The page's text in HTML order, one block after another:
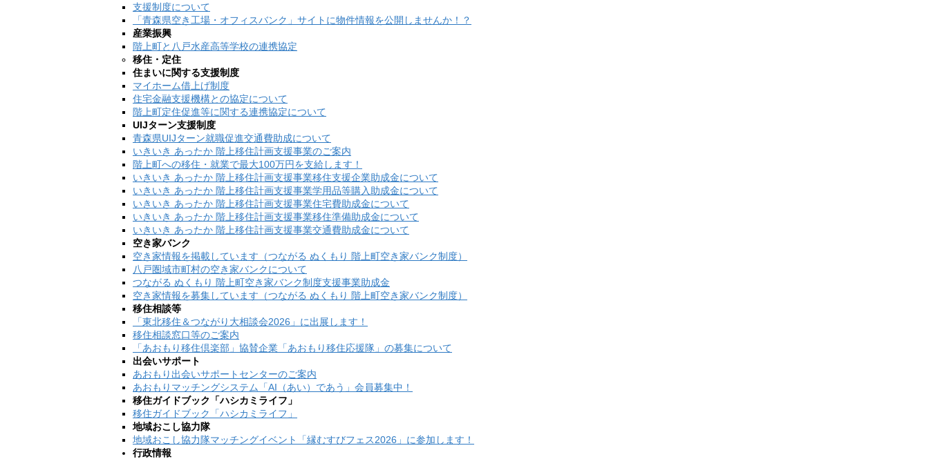
支援制度について
「青森県空き工場・オフィスバンク」サイトに物件情報を公開しませんか！？
産業振興
階上町と八戸水産高等学校の連携協定
移住・定住
住まいに関する支援制度
マイホーム借上げ制度
住宅金融支援機構との協定について
階上町定住促進等に関する連携協定について
UIJターン支援制度
青森県UIJターン就職促進交通費助成について
いきいき あったか 階上移住計画支援事業のご案内
階上町への移住・就業で最大100万円を支給します！
いきいき あったか 階上移住計画支援事業移住支援企業助成金について
いきいき あったか 階上移住計画支援事業学用品等購入助成金について
いきいき あったか 階上移住計画支援事業住宅費助成金について
いきいき あったか 階上移住計画支援事業移住準備助成金について
いきいき あったか 階上移住計画支援事業交通費助成金について
空き家バンク
空き家情報を掲載しています（つながる ぬくもり 階上町空き家バンク制度）
八戸圏域市町村の空き家バンクについて
つながる ぬくもり 階上町空き家バンク制度支援事業助成金
空き家情報を募集しています（つながる ぬくもり 階上町空き家バンク制度）
移住相談等
「東北移住＆つながり大相談会2026」に出展します！
移住相談窓口等のご案内
「あおもり移住倶楽部」協賛企業「あおもり移住応援隊」の募集について
出会いサポート
あおもり出会いサポートセンターのご案内
あおもりマッチングシステム「AI（あい）であう」会員募集中！
移住ガイドブック「ハシカミライフ」
移住ガイドブック「ハシカミライフ」
地域おこし協力隊
地域おこし協力隊マッチングイベント「縁むすびフェス2026」に参加します！
行政情報